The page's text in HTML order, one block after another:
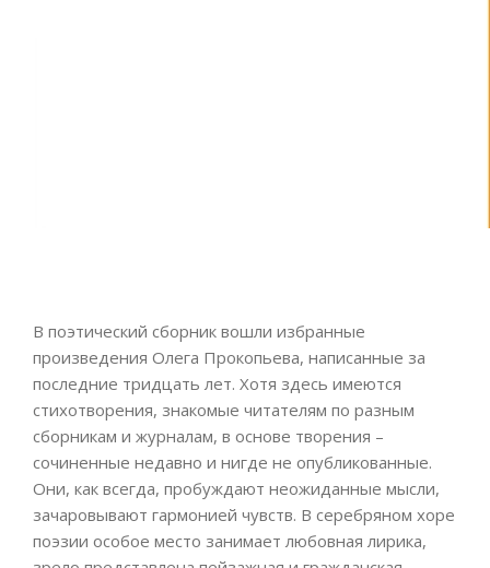
В поэтический сборник вошли избранные
произведения Олега Прокопьева, написанные за
последние тридцать лет. Хотя здесь имеются
стихотворения, знакомые читателям по разным
сборникам и журналам, в основе творения –
сочиненные недавно и нигде не опубликованные.
Они, как всегда, пробуждают неожиданные мысли,
зачаровывают гармонией чувств. В серебряном хоре
поэзии особое место занимает любовная лирика,